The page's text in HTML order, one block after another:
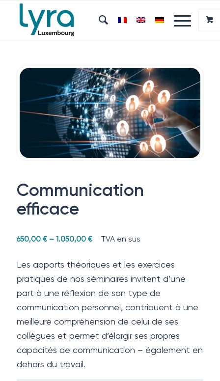
Communication
efficace
650,00 €– 1.050,00 € TVA en sus
Les apports théoriques et les exercices
pratiques de nos séminaires invitent d’une
part à une réflexion de son type de
communication personnel, contribuent à une
meilleure compréhension de celui de ses
collègues et permet d’élargir ses propres
capacités de communication – également en
dehors du travail.